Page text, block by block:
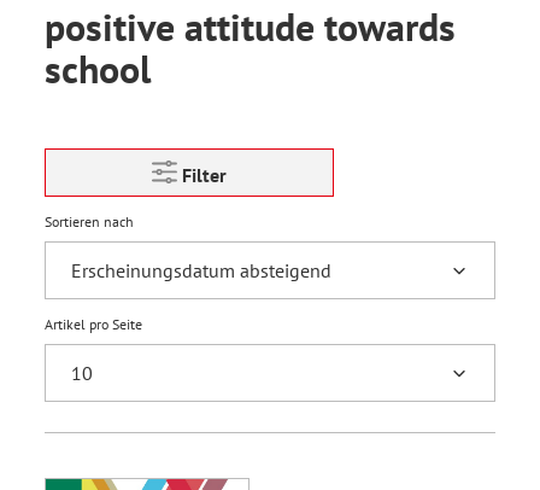
positive attitude towards
school
Filter
Sortieren nach
Artikel pro Seite